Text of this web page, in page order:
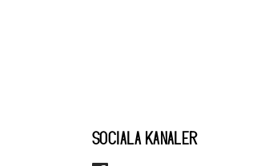
SOCIALA KANALER